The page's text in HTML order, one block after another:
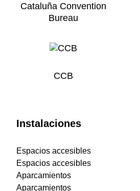
Cataluña Convention
Bureau
CCB
Instalaciones
Espacios accesibles
Espacios accesibles
Aparcamientos
Aparcamientos